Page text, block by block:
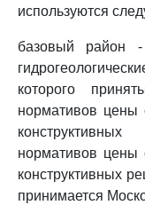
используются
базовый район -
которого
нормативов цены
нормативов цены
конструктивных
принимается